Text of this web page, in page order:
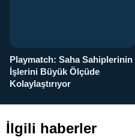
Playmatch: Saha Sahiplerinin
İşlerini Büyük Ölçüde
Kolaylaştırıyor
İlgili haberler